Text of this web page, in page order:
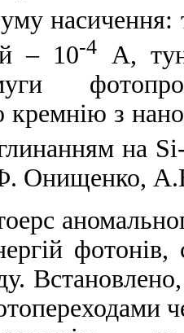
насичення:
– 10-4 А,
кремнію з
на
Онищенко,